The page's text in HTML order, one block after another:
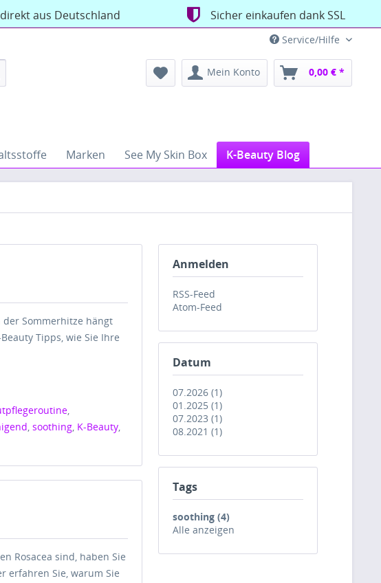
aus Deutschland Sicher einkaufen dank SSL
Service/Hilfe
Mein Konto 0,00 € *
Marken See My Skin Box K-Beauty Blog
Anmelden
RSS-Feed
Atom-Feed
Datum
07.2026 (1)
01.2025 (1)
07.2023 (1)
08.2021 (1)
Tags
soothing (4)
Alle anzeigen
Sommerhitze hängt
Tipps, wie Sie Ihre
,
,soothing, K-Beauty,
Rosacea sind, haben Sie
erfahren Sie, warum Sie